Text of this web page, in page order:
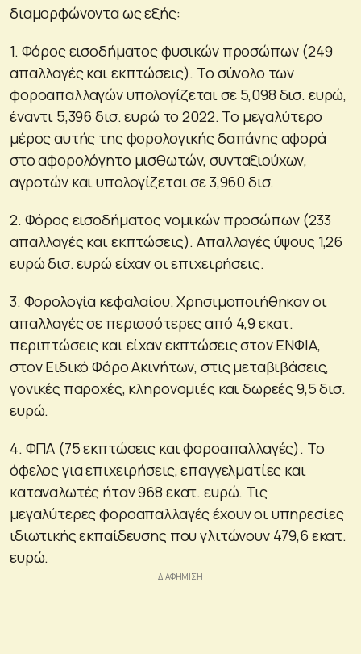
διαμορφώνοντα ως εξής:
1. Φόρος εισοδήματος φυσικών προσώπων (249
απαλλαγές και εκπτώσεις). Το σύνολο των
φοροαπαλλαγών υπολογίζεται σε 5,098 δισ. ευρώ,
έναντι 5,396 δισ. ευρώ το 2022. Το μεγαλύτερο
μέρος αυτής της φορολογικής δαπάνης αφορά
στο αφορολόγητο μισθωτών, συνταξιούχων,
αγροτών και υπολογίζεται σε 3,960 δισ.
2. Φόρος εισοδήματος νομικών προσώπων (233
απαλλαγές και εκπτώσεις). Απαλλαγές ύψους 1,26
ευρώ δισ. ευρώ είχαν οι επιχειρήσεις.
3. Φορολογία κεφαλαίου. Χρησιμοποιήθηκαν οι
απαλλαγές σε περισσότερες από 4,9 εκατ.
περιπτώσεις και είχαν εκπτώσεις στον ΕΝΦΙΑ,
στον Ειδικό Φόρο Ακινήτων, στις μεταβιβάσεις,
γονικές παροχές, κληρονομιές και δωρεές 9,5 δισ.
ευρώ.
4. ΦΠΑ (75 εκπτώσεις και φοροαπαλλαγές). Το
όφελος για επιχειρήσεις, επαγγελματίες και
καταναλωτές ήταν 968 εκατ. ευρώ. Τις
μεγαλύτερες φοροαπαλλαγές έχουν οι υπηρεσίες
ιδιωτικής εκπαίδευσης που γλιτώνουν 479,6 εκατ.
ευρώ.